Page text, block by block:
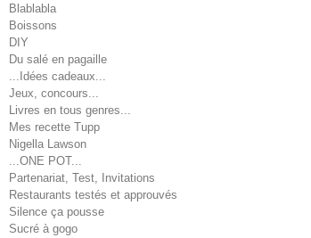
Blablabla
Boissons
DIY
Du salé en pagaille
...Idées cadeaux...
Jeux, concours...
Livres en tous genres...
Mes recette Tupp
Nigella Lawson
...ONE POT...
Partenariat, Test, Invitations
Restaurants testés et approuvés
Silence ça pousse
Sucré à gogo